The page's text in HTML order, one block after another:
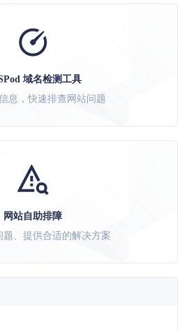
域名检测工具
息，快速排查网站问题
网站自助排障
题、提供合适的解决方案